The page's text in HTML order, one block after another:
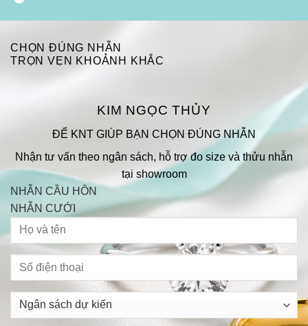
CHỌN ĐÚNG NHẪN
TRỌN VẸN KHOẢNH KHẮC
KIM NGỌC THỦY
ĐỂ KNT GIÚP BẠN CHỌN ĐÚNG NHẪN
Nhận tư vấn theo ngân sách, hỗ trợ đo size và thửu nhẫn
tại showroom
NHẪN CẦU HÔN
NHẪN CƯỚI